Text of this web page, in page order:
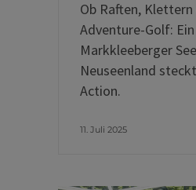
Ob Raften,
Adventure-Golf:
Markkleeberger
Neuseenland
Action.
11. Juli 2025